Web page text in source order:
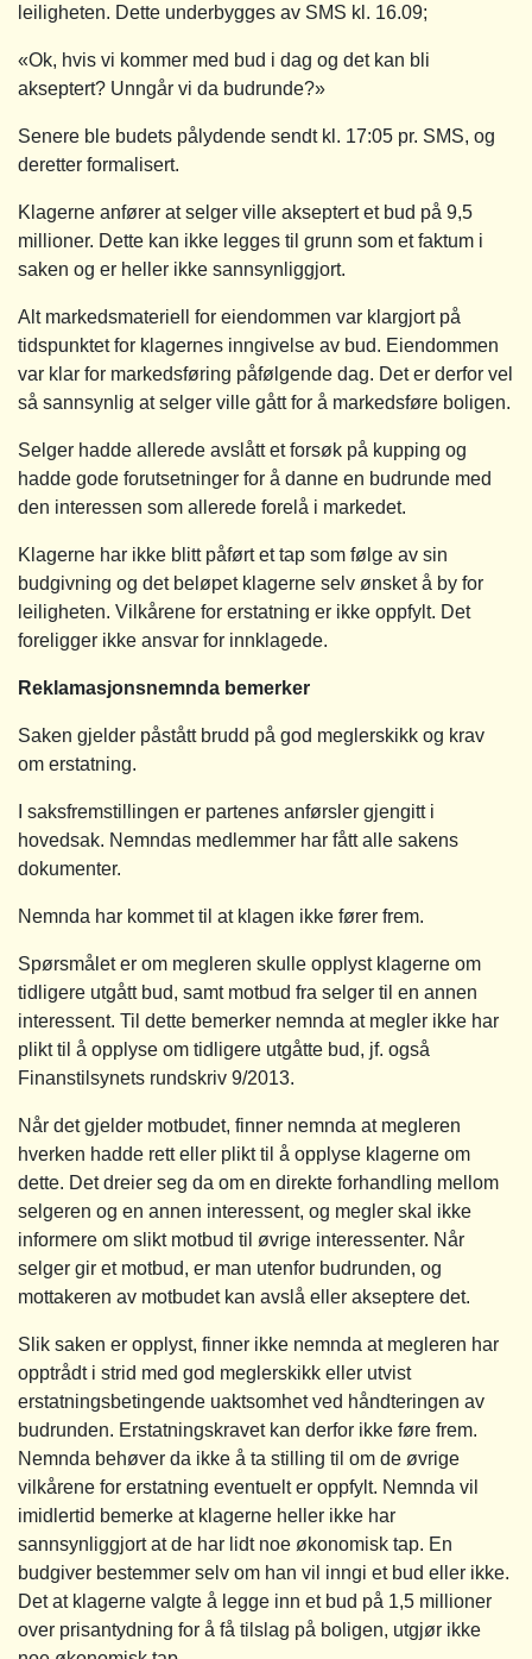
leiligheten. Dette underbygges av SMS kl. 16.09;
«Ok, hvis vi kommer med bud i dag og det kan bli
akseptert? Unngår vi da budrunde?»
Senere ble budets pålydende sendt kl. 17:05 pr. SMS, og
deretter formalisert.
Klagerne anfører at selger ville akseptert et bud på 9,5
millioner. Dette kan ikke legges til grunn som et faktum i
saken og er heller ikke sannsynliggjort.
Alt markedsmateriell for eiendommen var klargjort på
tidspunktet for klagernes inngivelse av bud. Eiendommen
var klar for markedsføring påfølgende dag. Det er derfor vel
så sannsynlig at selger ville gått for å markedsføre boligen.
Selger hadde allerede avslått et forsøk på kupping og
hadde gode forutsetninger for å danne en budrunde med
den interessen som allerede forelå i markedet.
Klagerne har ikke blitt påført et tap som følge av sin
budgivning og det beløpet klagerne selv ønsket å by for
leiligheten. Vilkårene for erstatning er ikke oppfylt. Det
foreligger ikke ansvar for innklagede.
Reklamasjonsnemnda bemerker
Saken gjelder påstått brudd på god meglerskikk og krav
om erstatning.
I saksfremstillingen er partenes anførsler gjengitt i
hovedsak. Nemndas medlemmer har fått alle sakens
dokumenter.
Nemnda har kommet til at klagen ikke fører frem.
Spørsmålet er om megleren skulle opplyst klagerne om
tidligere utgått bud, samt motbud fra selger til en annen
interessent. Til dette bemerker nemnda at megler ikke har
plikt til å opplyse om tidligere utgåtte bud, jf. også
Finanstilsynets rundskriv 9/2013.
Når det gjelder motbudet, finner nemnda at megleren
hverken hadde rett eller plikt til å opplyse klagerne om
dette. Det dreier seg da om en direkte forhandling mellom
selgeren og en annen interessent, og megler skal ikke
informere om slikt motbud til øvrige interessenter. Når
selger gir et motbud, er man utenfor budrunden, og
mottakeren av motbudet kan avslå eller akseptere det.
Slik saken er opplyst, finner ikke nemnda at megleren har
opptrådt i strid med god meglerskikk eller utvist
erstatningsbetingende uaktsomhet ved håndteringen av
budrunden. Erstatningskravet kan derfor ikke føre frem.
Nemnda behøver da ikke å ta stilling til om de øvrige
vilkårene for erstatning eventuelt er oppfylt. Nemnda vil
imidlertid bemerke at klagerne heller ikke har
sannsynliggjort at de har lidt noe økonomisk tap. En
budgiver bestemmer selv om han vil inngi et bud eller ikke.
Det at klagerne valgte å legge inn et bud på 1,5 millioner
over prisantydning for å få tilslag på boligen, utgjør ikke